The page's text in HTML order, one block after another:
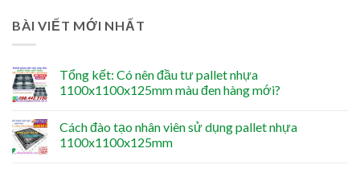
BÀI VIẾT MỚI NHẤT
Tổng kết: Có nên đầu tư pallet nhựa
1100x1100x125mm màu đen hàng mới?
Cách đào tạo nhân viên sử dụng pallet nhựa
1100x1100x125mm